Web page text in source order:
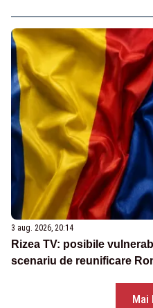
3 aug. 2026, 20:14
Rizea TV: posibile
scenariu de reunificare
Mai